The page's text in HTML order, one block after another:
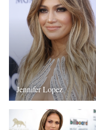
Jennifer Lopez